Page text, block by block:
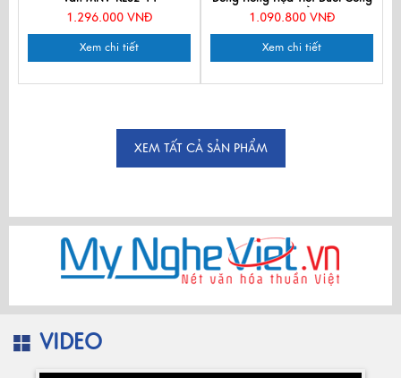
1.296.000 VNĐ
Xem chi tiết
70% tơ tằm
1.090.800 VNĐ
Xem chi tiết
XEM TẤT CẢ SẢN PHẨM
VIDEO